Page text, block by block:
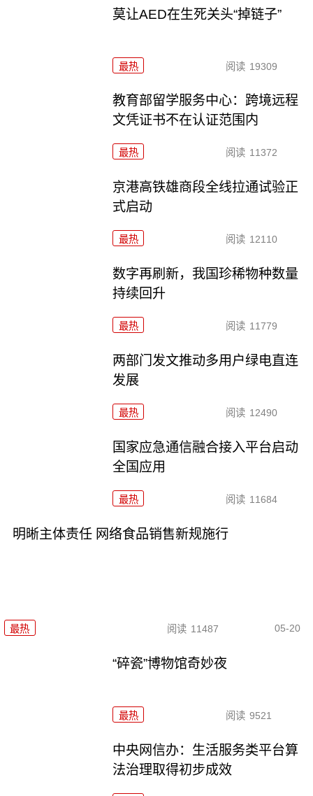
莫让AED在生死关头“掉链子”
最热 阅读 19309
教育部留学服务中心：跨境远程
文凭证书不在认证范围内
最热 阅读 11372
京港高铁雄商段全线拉通试验正
式启动
最热 阅读 12110
数字再刷新，我国珍稀物种数量
持续回升
最热 阅读 11779
两部门发文推动多用户绿电直连
发展
最热 阅读 12490
国家应急通信融合接入平台启动
全国应用
最热 阅读 11684
明晰主体责任 网络食品销售新规施行
最热 阅读 11487 05-20
“碎瓷”博物馆奇妙夜
最热 阅读 9521
中央网信办：生活服务类平台算
法治理取得初步成效